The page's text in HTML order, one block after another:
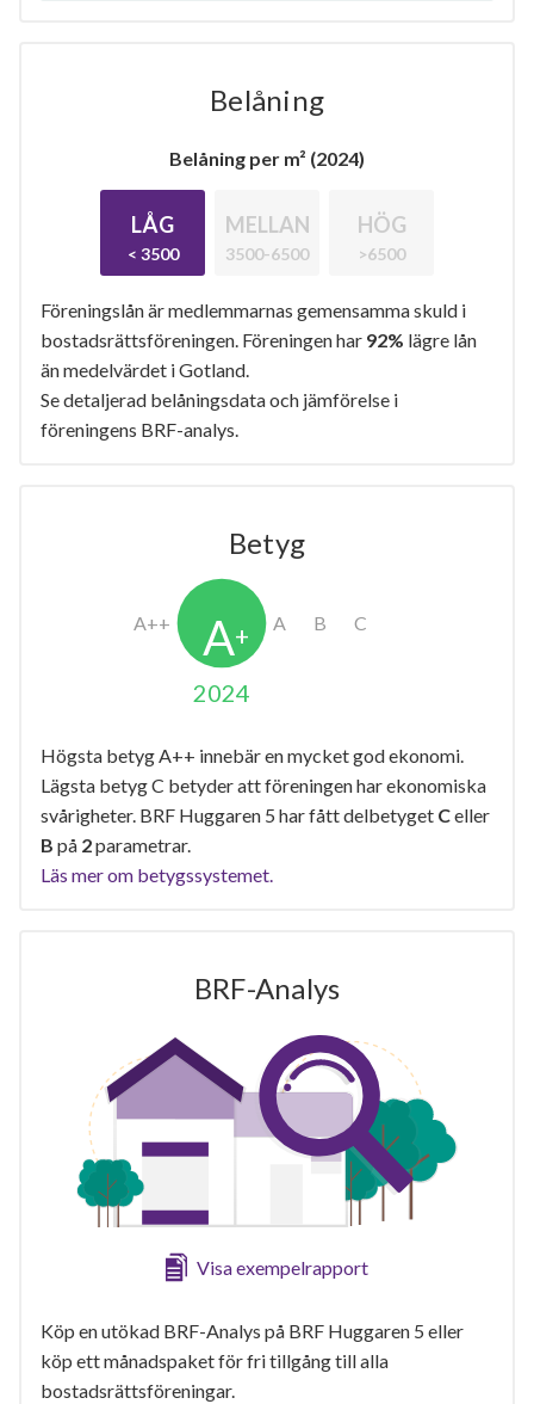
Belåning
Belåning per m² (2024)
LÅG
< 3500
MELLAN
3500-6500
HÖG
>6500
Föreningslån är medlemmarnas gemensamma skuld i
bostadsrättsföreningen. Föreningen har 92% lägre lån
än medelvärdet i Gotland.
Se detaljerad belåningsdata och jämförelse i
föreningens BRF-analys.
Betyg
2024
Högsta betyg A++ innebär en mycket god ekonomi.
Lägsta betyg C betyder att föreningen har ekonomiska
svårigheter. BRF Huggaren 5 har fått delbetyget Celler
B på 2parametrar.
Läs mer om betygssystemet.
BRF-Analys
Visa exempelrapport
Köp en utökad BRF-Analys på BRF Huggaren 5 eller
köp ett månadspaket för fri tillgång till alla
bostadsrättsföreningar.